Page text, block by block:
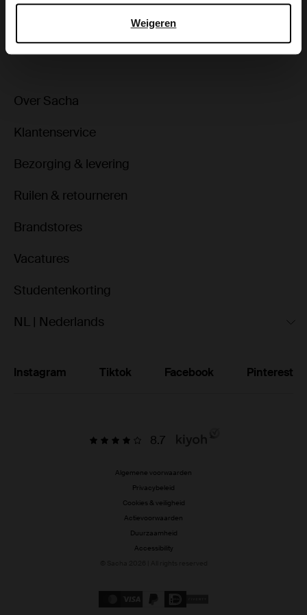
Weigeren
Over Sacha
Klantenservice
Bezorging & levering
Ruilen & retourneren
Brandstores
Vacatures
Studentenkorting
NL | Nederlands
Instagram Tiktok Facebook Pinterest
8.7
Algemene voorwaarden
Privacybeleid
Cookies & veiligheid
Actievoorwaarden
Duurzaamheid
Accessibility